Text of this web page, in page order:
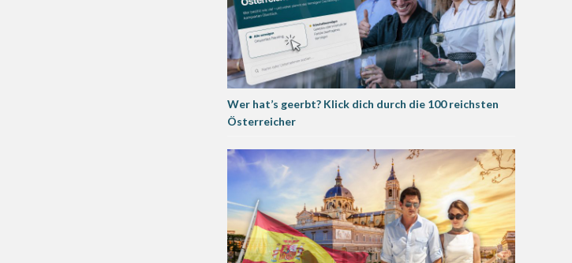
Wer hat’s geerbt? Klick dich durch die 100 reichsten
Österreicher